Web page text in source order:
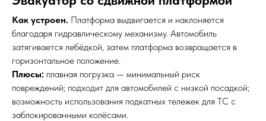
Как устроен. Платформа выдвигается и наклоняется
благодаря гидравлическому механизму. Автомобиль
затягивается лебёдкой, затем платформа возвращается в
горизонтальное положение.
Плюсы: плавная погрузка — минимальный риск
повреждений; подходит для автомобилей с низкой посадкой;
возможность использования подкатных тележек для ТС с
заблокированными колёсами.